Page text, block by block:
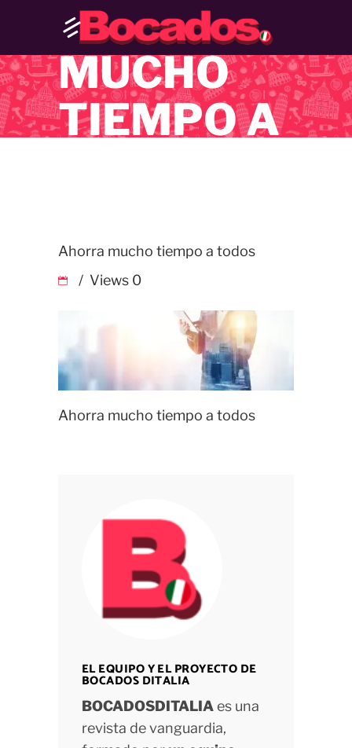
AHORRA
MUCHO
TIEMPO A
Ahorra mucho tiempo a todos
Views 0
Ahorra mucho tiempo a todos
EL EQUIPO Y EL PROYECTO DE
BOCADOS DITALIA
BOCADOSDITALIAes una
revista de vanguardia,